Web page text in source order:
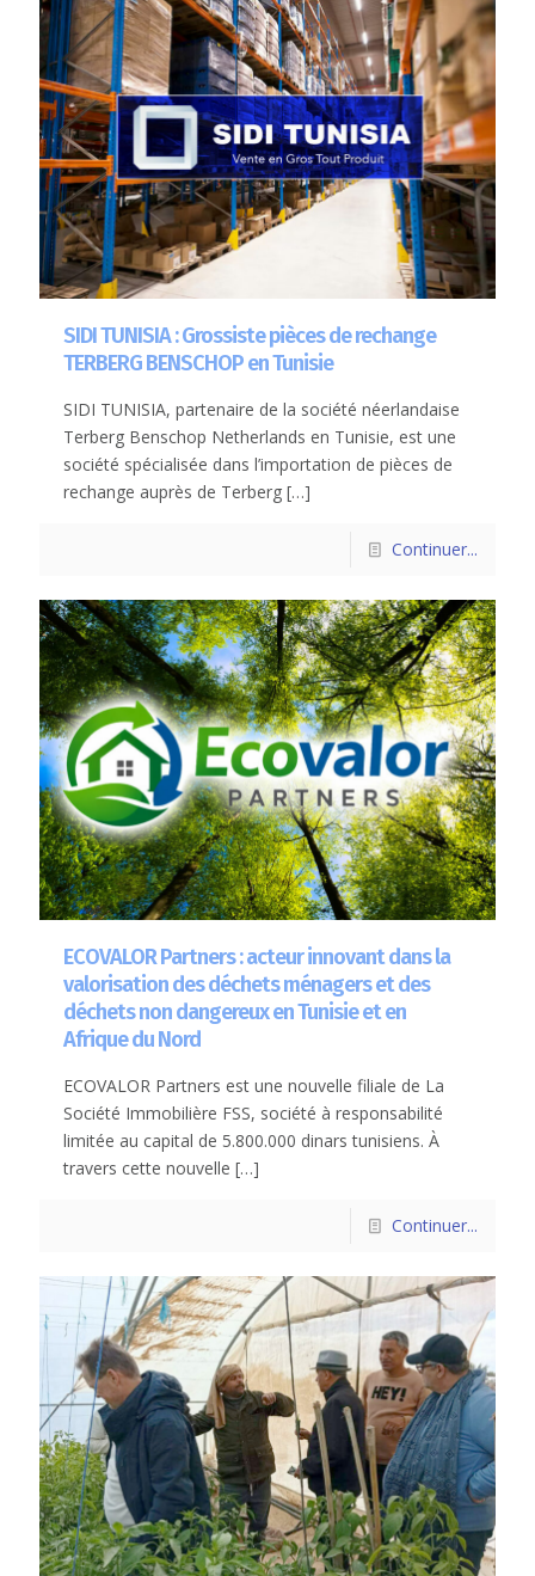
SIDI TUNISIA : Grossiste pièces de rechange
TERBERG BENSCHOP en Tunisie
SIDI TUNISIA, partenaire de la société néerlandaise
Terberg Benschop Netherlands en Tunisie, est une
société spécialisée dans l’importation de pièces de
rechange auprès de Terberg […]
Continuer...
ECOVALOR Partners : acteur innovant dans la
valorisation des déchets ménagers et des
déchets non dangereux en Tunisie et en
Afrique du Nord
ECOVALOR Partners est une nouvelle filiale de La
Société Immobilière FSS, société à responsabilité
limitée au capital de 5.800.000 dinars tunisiens. À
travers cette nouvelle […]
Continuer...